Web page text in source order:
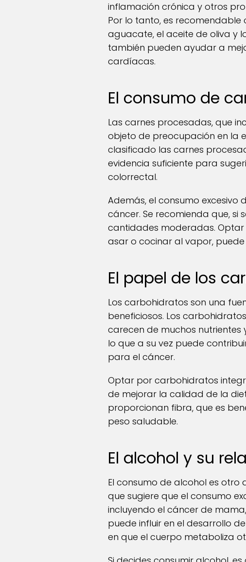
inflamación crónica y otros
Por lo tanto, es
aguacate, el aceite de oliva y
también pueden ayudar a
cardíacas.
El consumo de
Las carnes procesadas, que
objeto de preocupación en la
clasificado las carnes
evidencia suficiente para
colorrectal.
Además, el consumo
cáncer. Se recomienda que, si
cantidades moderadas.
asar o cocinar al vapor,
El papel de los
Los carbohidratos son una
beneficiosos. Los
carecen de muchos
lo que a su vez puede
para el cáncer.
Optar por carbohidratos
de mejorar la calidad de la
proporcionan fibra, que es
peso saludable.
El alcohol y su
El consumo de alcohol es otro
que sugiere que el consumo
incluyendo el cáncer de
puede influir en el desarrollo
en que el cuerpo metaboliza